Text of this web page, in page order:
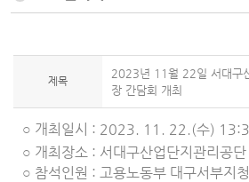
제목
2023년 11월 22일 서대구
장 간담회 개최
○ 개최일시 : 2023. 11. 22.(수)
○ 개최장소 : 서대구산업단지관리공
○ 참석인원 : 고용노동부 대구서부지